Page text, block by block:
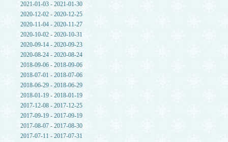
2021-01-03 - 2021-01-30
2020-12-02 - 2020-12-25
2020-11-04 - 2020-11-27
2020-10-02 - 2020-10-31
2020-09-14 - 2020-09-23
2020-08-24 - 2020-08-24
2018-09-06 - 2018-09-06
2018-07-01 - 2018-07-06
2018-06-29 - 2018-06-29
2018-01-19 - 2018-01-19
2017-12-08 - 2017-12-25
2017-09-19 - 2017-09-19
2017-08-07 - 2017-08-30
2017-07-11 - 2017-07-31